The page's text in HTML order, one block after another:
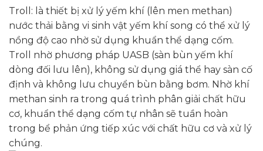
Troll: là thiết bị xử lý yếm khí (lên men methan)
nước thải bằng vi sinh vật yếm khí song có thể xử lý
nồng độ cao nhờ sử dụng khuẩn thể dạng cốm.
Troll nhờ phương pháp UASB (sàn bùn yếm khí
dòng đối lưu lên), không sử dụng giá thể hay sàn cố
định và không lưu chuyển bùn bằng bơm. Nhờ khí
methan sinh ra trong quá trình phân giải chất hữu
cơ, khuẩn thể dạng cốm tự nhân sẽ tuần hoàn
trong bể phản ứng tiếp xúc với chất hữu cơ và xử lý
chúng.